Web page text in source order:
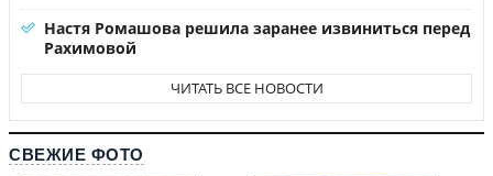
Настя Ромашова решила заранее извиниться перед
Рахимовой
ЧИТАТЬ ВСЕ НОВОСТИ
СВЕЖИЕ ФОТО